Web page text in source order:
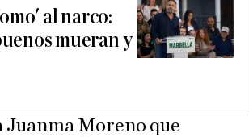
al narco:
mueran y
Juanma Moreno que